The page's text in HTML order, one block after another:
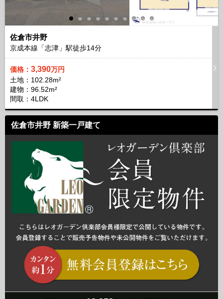
佐倉市井野
京成本線「志津」駅徒歩14分
価格： 3,390万円
土地：102.28m²
建物：96.52m²
間取：4LDK
佐倉市井野 新築一戸建て